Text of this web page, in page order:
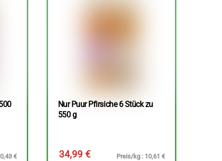
€
Nur Puur Pfirsiche 6 Stück zu
550 g
34,99€
Preis/kg : 10,61 €